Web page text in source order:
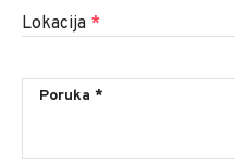
Lokacija *